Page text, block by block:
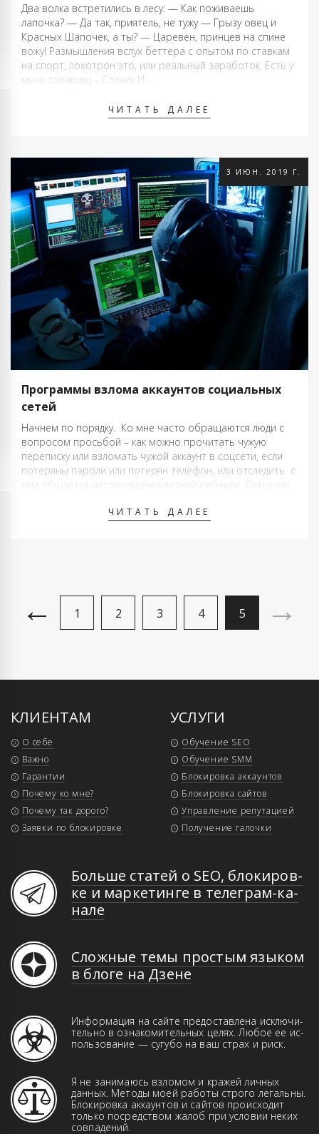
Два волка встретились в лесу: — Как поживаешь
лапочка? — Да так, приятель, не тужу — Грызу овец и
Красных Шапочек, а ты? — Царевен, принцев на спине
вожу! Размышления вслух беттера с опытом по ставкам
на спорт, лохотрон это, или реальный заработок. Есть у
меня товарищ – Славик И., …
ЧИТАТЬ ДАЛЕЕ
3 ИЮН. 2019 Г.
Программы взлома аккаунтов социальных
сетей
Начнем по порядку. Ко мне часто обращаются люди с
вопросом просьбой – как можно прочитать чужую
переписку или взломать чужой аккаунт в соцсети, если
потеряны пароли или потерян телефон, или отследить с
кем общается несовершеннолетний ребенок. Ситуации
востребованы. В сети очень много предложений с …
ЧИТАТЬ ДАЛЕЕ
← 1 2 3 4 5 →
КЛИЕНТАМ
О себе
Важно
Гарантии
Почему ко мне?
Почему так дорого?
Заявки по блокировке
УСЛУГИ
Обучение SEO
Обучение SMM
Блокировка аккаунтов
Блокировка сайтов
Управление репутацией
Получение галочки
Больше статей о SEO, бло­ки­ров­
ке и мар­ке­тин­ге в те­ле­грам-ка­
на­ле
Сложные темы простым языком
в блоге на Дзене
Информация на сайте предоставлена иск­­лю­­чи­­
те­ль­но в оз­на­ко­ми­тель­ных це­лях. Лю­бое ее ис­
поль­зо­ва­ние — сугубо на ваш страх и риск.
Я не занимаюсь взломом и кражей лич­ных
данн­ых. Ме­то­ды моей работы строго ле­галь­ны.
Бло­ки­ров­ка аккаунтов и сай­тов про­ис­хо­дит
только пос­ред­ством жа­лоб при ус­ло­вии неких
совпадений.